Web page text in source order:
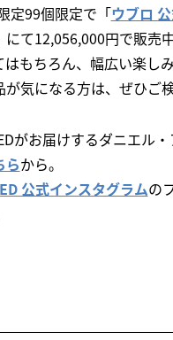
定99個限定で「ウブロ
にて12,056,000円で販売
はもちろん、幅広い楽し
気になる方は、ぜひご検
がお届けするダニエル
らから。
公式インスタグラムの